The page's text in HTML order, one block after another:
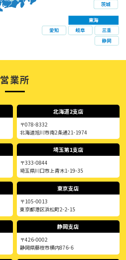
営業所
北海道2支店
〒078-8332
北海道旭川市南2条通21-1974
埼玉第1支店
〒333-0844
埼玉県川口市上青木1-19-35
東京支店
〒105-0013
東京都港区浜松町2-2-15
静岡支店
〒426-0002
静岡県藤枝市横内876-6